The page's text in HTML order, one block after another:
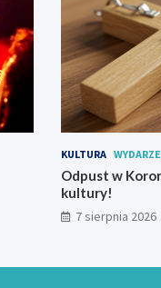
KULTURA
Odpust w
kultury!
7 sierpnia 2026